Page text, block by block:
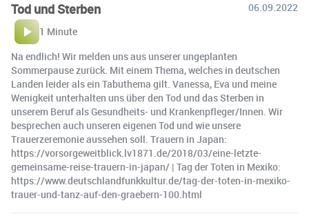
Tod und Sterben
06.09.2022
1 Minute
Na endlich! Wir melden uns aus unserer ungeplanten
Sommerpause zurück. Mit einem Thema, welches in deutschen
Landen leider als ein Tabuthema gilt. Vanessa, Eva und meine
Wenigkeit unterhalten uns über den Tod und das Sterben in
unserem Beruf als Gesundheits- und Krankenpfleger/Innen. Wir
besprechen auch unseren eigenen Tod und wie unsere
Trauerzeremonie aussehen soll. Trauern in Japan:
https://vorsorgeweitblick.lv1871.de/2018/03/eine-letzte-
gemeinsame-reise-trauern-in-japan/ | Tag der Toten in Mexiko:
https://www.deutschlandfunkkultur.de/tag-der-toten-in-mexiko-
trauer-und-tanz-auf-den-graebern-100.html